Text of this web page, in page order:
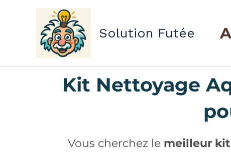
Solution Futée
Kit Nettoyage
Vous cherchez le meilleur